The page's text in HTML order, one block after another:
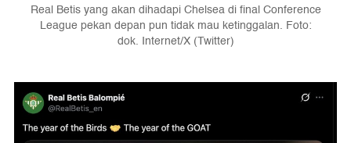
Real Betis yang akan dihadapi Chelsea di final Conference
League pekan depan pun tidak mau ketinggalan. Foto:
dok. Internet/X (Twitter)